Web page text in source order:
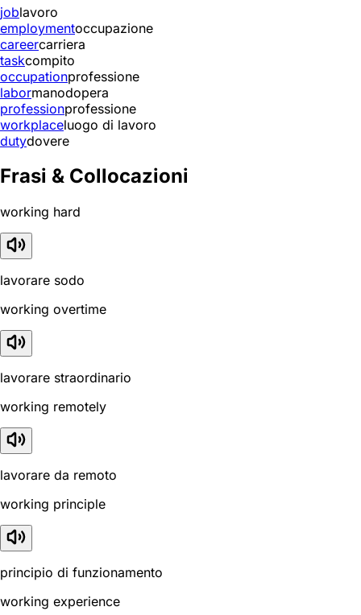
joblavoro
employmentoccupazione
careercarriera
taskcompito
occupationprofessione
labormanodopera
professionprofessione
workplaceluogo di lavoro
dutydovere
Frasi & Collocazioni
working hard
lavorare sodo
working overtime
lavorare straordinario
working remotely
lavorare da remoto
working principle
principio di funzionamento
working experience